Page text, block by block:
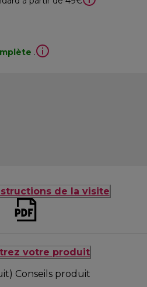
.
de la visite
votre produit
Conseils produit